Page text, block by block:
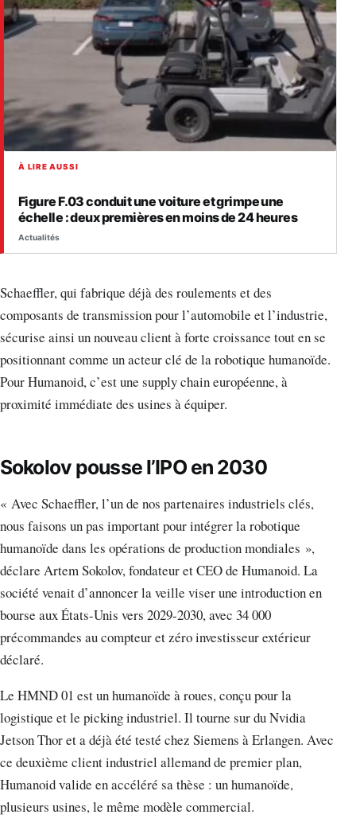
À LIRE AUSSI
Figure F.03 conduit une voiture et grimpe une
échelle : deux premières en moins de 24 heures
Actualités
Schaeffler, qui fabrique déjà des roulements et des
composants de transmission pour l’automobile et l’industrie,
sécurise ainsi un nouveau client à forte croissance tout en se
positionnant comme un acteur clé de la robotique humanoïde.
Pour Humanoid, c’est une supply chain européenne, à
proximité immédiate des usines à équiper.
Sokolov pousse l’IPO en 2030
« Avec Schaeffler, l’un de nos partenaires industriels clés,
nous faisons un pas important pour intégrer la robotique
humanoïde dans les opérations de production mondiales »,
déclare Artem Sokolov, fondateur et CEO de Humanoid. La
société venait d’annoncer la veille viser une introduction en
bourse aux États-Unis vers 2029-2030, avec 34 000
précommandes au compteur et zéro investisseur extérieur
déclaré.
Le HMND 01 est un humanoïde à roues, conçu pour la
logistique et le picking industriel. Il tourne sur du Nvidia
Jetson Thor et a déjà été testé chez Siemens à Erlangen. Avec
ce deuxième client industriel allemand de premier plan,
Humanoid valide en accéléré sa thèse : un humanoïde,
plusieurs usines, le même modèle commercial.